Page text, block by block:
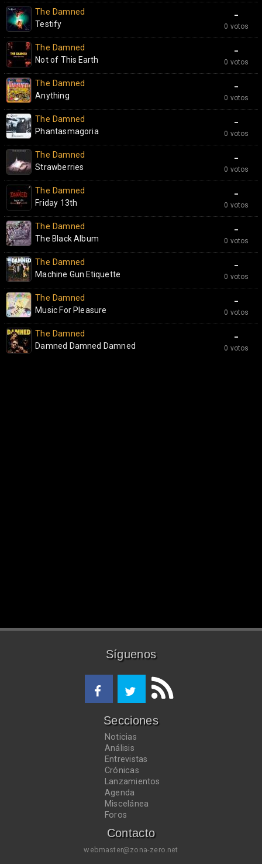
-
0 votos
The Damned
Testify
-
0 votos
The Damned
Not of This Earth
-
0 votos
The Damned
Anything
-
0 votos
The Damned
Phantasmagoria
-
0 votos
The Damned
Strawberries
-
0 votos
The Damned
Friday 13th
-
0 votos
The Damned
The Black Album
-
0 votos
The Damned
Machine Gun Etiquette
-
0 votos
The Damned
Music For Pleasure
-
0 votos
The Damned
Damned Damned Damned
Síguenos
Secciones
Noticias
Análisis
Entrevistas
Crónicas
Lanzamientos
Agenda
Miscelánea
Foros
Contacto
webmaster@zona-zero.net